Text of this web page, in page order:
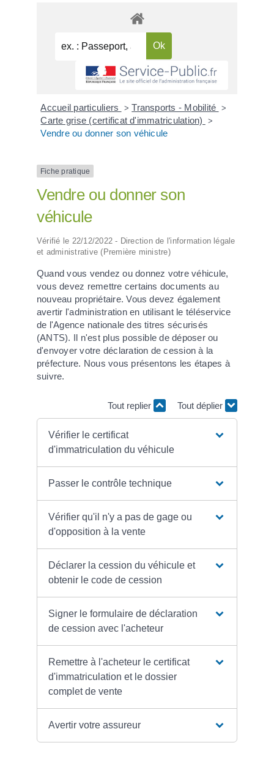
Accueil particuliers > Transports - Mobilité >
Carte grise (certificat d'immatriculation) >
Vendre ou donner son véhicule
Fiche pratique
Vendre ou donner son
véhicule
Vérifié le 22/12/2022 - Direction de l'information légale
et administrative (Première ministre)
Quand vous vendez ou donnez votre véhicule,
vous devez remettre certains documents au
nouveau propriétaire. Vous devez également
avertir l'administration en utilisant le téléservice
de l'Agence nationale des titres sécurisés
(ANTS). Il n'est plus possible de déposer ou
d'envoyer votre déclaration de cession à la
préfecture. Nous vous présentons les étapes à
suivre.
Tout replier Tout déplier
Vérifier le certificat
d'immatriculation du véhicule
Passer le contrôle technique
Vérifier qu'il n'y a pas de gage ou
d'opposition à la vente
Déclarer la cession du véhicule et
obtenir le code de cession
Signer le formulaire de déclaration
de cession avec l'acheteur
Remettre à l'acheteur le certificat
d'immatriculation et le dossier
complet de vente
Avertir votre assureur